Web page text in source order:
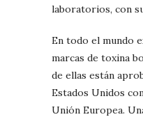
laboratorios, con
En todo el mundo
marcas de toxina
de ellas están
Estados Unidos
Unión Europea.